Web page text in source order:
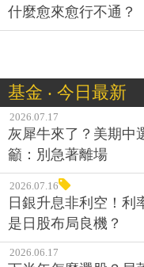
什麼愈來愈行不通？
基金 ‧ 今日最新
2026.07.17
灰犀牛來了？美期中
籲：別急著離場
2026.07.16
日銀升息非利空！利
是日股布局良機？
2026.06.17